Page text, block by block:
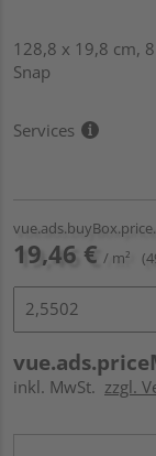
128,8 x 19,8 cm,
Snap
Services
19,46 € / m²
inkl. MwSt. zzgl.